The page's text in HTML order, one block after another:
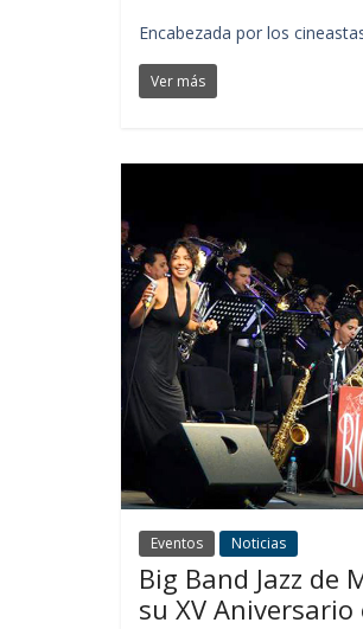
Encabezada por los
Ver más
Eventos Noticias
Big Band Jazz de
su XV